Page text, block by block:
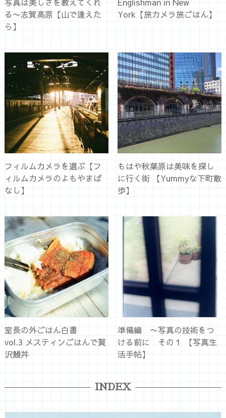
写真は美しさを教えてくれ
る〜志賀高原【山で逢えた
ら】
Englishman in New
York【旅カメラ旅ごはん】
フィルムカメラを選ぶ【フ
ィルムカメラのよもやまば
なし】
もはや秋葉原は美味を探し
に行く街 【Yummyな下町散
歩】
室長の外ごはん白書
vol.3 メスティンごはんで贅
沢鰻丼
準備編 〜写真の技術をつ
ける前に その１ 【写真生
活手帖】
INDEX